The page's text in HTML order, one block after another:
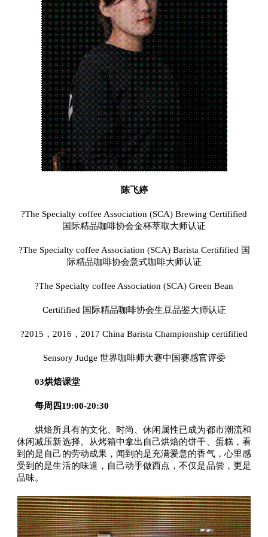
陈飞婷
?The Specialty coffee Association (SCA) Brewing Certifified
国际精品咖啡协会金杯萃取大师认证
?The Specialty coffee Association (SCA) Barista Certifified 国
际精品咖啡协会意式咖啡大师认证
?The Specialty coffee Association (SCA) Green Bean
Certifified 国际精品咖啡协会生豆品鉴大师认证
?2015，2016，2017 China Barista Championship certifified
Sensory Judge 世界咖啡师大赛中国赛感官评委
03烘焙课堂
每周四19:00-20:30
烘焙所具有的文化、时尚、休闲属性已成为都市潮流和
休闲减压新选择。从烤箱中拿出自己烘焙的饼干、蛋糕，看
到的是自己的劳动成果，闻到的是充满爱意的香气，心里感
受到的是生活的味道，自己动手做西点，不仅是品尝，更是
品味。